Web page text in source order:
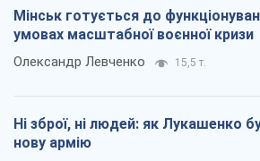
Мінськ готується до
умовах масштабної воєнної кризи
Олександр Левченко 15,5 т.
Ні зброї, ні людей: як Лукашенко
нову армію